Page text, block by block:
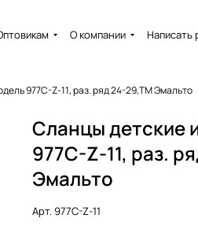
О компании Написать
977C-Z-11, раз. ряд 24-29,ТМ Эмальто
Сланцы детские
977C-Z-11, раз.
Эмальто
Арт.977C-Z-11